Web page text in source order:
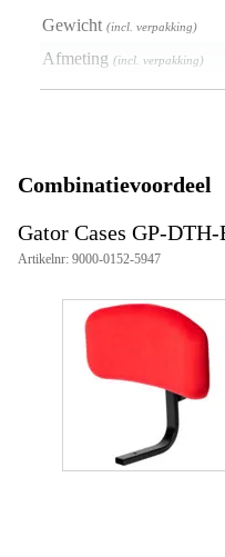
Gewicht (incl. verpakking)
Afmeting (incl. verpakking)
kluer: rood
weight kg: 1,30 kg
Combinatievoordeel
Gator Cases GP-
Artikelnr: 9000-0152-5947